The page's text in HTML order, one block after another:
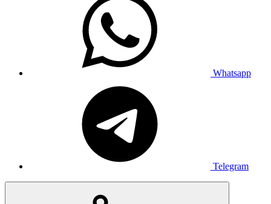
Whatsapp
Telegram